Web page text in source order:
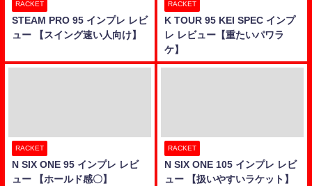
RACKET
STEAM PRO 95 インプレ レビ
ュー 【スイング速い人向け】
RACKET
K TOUR 95 KEI SPEC インプ
レ レビュー【重たいパワラ
ケ】
RACKET
N SIX ONE 95 インプレ レビ
ュー 【ホールド感〇】
RACKET
N SIX ONE 105 インプレ レビ
ュー 【扱いやすいラケット】